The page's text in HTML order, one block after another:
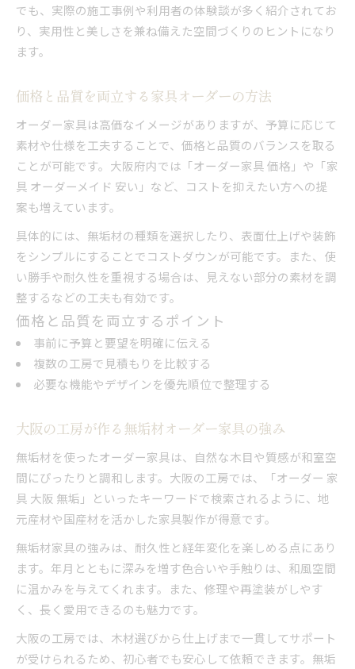
でも、実際の施工事例や利用者の体験談が多く紹介されてお
り、実用性と美しさを兼ね備えた空間づくりのヒントになり
ます。
価格と品質を両立する家具オーダーの方法
オーダー家具は高価なイメージがありますが、予算に応じて
素材や仕様を工夫することで、価格と品質のバランスを取る
ことが可能です。大阪府内では「オーダー家具 価格」や「家
具 オーダーメイド 安い」など、コストを抑えたい方への提
案も増えています。
具体的には、無垢材の種類を選択したり、表面仕上げや装飾
をシンプルにすることでコストダウンが可能です。また、使
い勝手や耐久性を重視する場合は、見えない部分の素材を調
整するなどの工夫も有効です。
価格と品質を両立するポイント
事前に予算と要望を明確に伝える
複数の工房で見積もりを比較する
必要な機能やデザインを優先順位で整理する
大阪の工房が作る無垢材オーダー家具の強み
無垢材を使ったオーダー家具は、自然な木目や質感が和室空
間にぴったりと調和します。大阪の工房では、「オーダー 家
具 大阪 無垢」といったキーワードで検索されるように、地
元産材や国産材を活かした家具製作が得意です。
無垢材家具の強みは、耐久性と経年変化を楽しめる点にあり
ます。年月とともに深みを増す色合いや手触りは、和風空間
に温かみを与えてくれます。また、修理や再塗装がしやす
く、長く愛用できるのも魅力です。
大阪の工房では、木材選びから仕上げまで一貫してサポート
が受けられるため、初心者でも安心して依頼できます。無垢